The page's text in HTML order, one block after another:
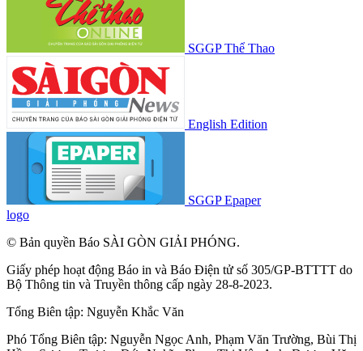
SGGP Thể Thao
English Edition
SGGP Epaper
logo
© Bản quyền Báo SÀI GÒN GIẢI PHÓNG.
Giấy phép hoạt động Báo in và Báo Điện tử số 305/GP-BTTTT do
Bộ Thông tin và Truyền thông cấp ngày 28-8-2023.
Tổng Biên tập: Nguyễn Khắc Văn
Phó Tổng Biên tập: Nguyễn Ngọc Anh, Phạm Văn Trường, Bùi Thị